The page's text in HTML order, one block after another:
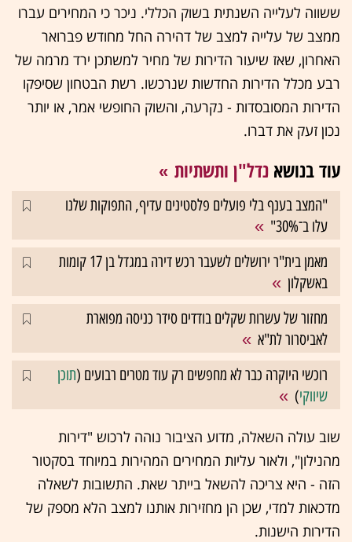
ששווה לעלייה השנתית בשוק הכללי. ניכר כי המחירים עברו
ממצב של עלייה למצב של דהירה החל מחודש פברואר
האחרון, שאז שיעור הדירות של מחיר למשתכן ירד מרמה של
רבע מכלל הדירות החדשות שנרכשו. רשת הבטחון שסיפקו
הדירות המסובסדות - נקרעה, והשוק החופשי אמר, או יותר
נכון זעק את דברו.
עוד בנושא נדל"ן ותשתיות
"המצב בענף בלי פועלים פלסטינים עדיף, התפוקות שלנו
עלו ב־30%"
מאמן בית"ר ירושלים לשעבר רכש דירה במגדל בן 17 קומות
באשקלון
מחזור של עשרות שקלים בודדים סידר כניסה מפוארת
לאביסרור לת"א
רוכשי היוקרה כבר לא מחפשים רק עוד מטרים רבועים (תוכן
שיווקי)
שוב עולה השאלה, מדוע הציבור נוהה לרכוש "דירות
מהנילון", ולאור עליות המחירים המהירות במיוחד בסקטור
הזה - היא צריכה להשאל בייתר שאת. התשובות לשאלה
מדכאות למדי, שכן הן מחזירות אותנו למצב הלא מספק של
הדירות הישנות.